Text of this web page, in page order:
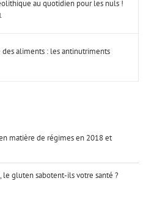
au quotidien pour les nuls !
des aliments : les antinutriments
matière de régimes en 2018 et
le gluten sabotent-ils votre santé ?